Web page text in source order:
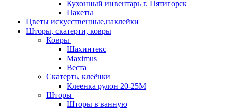
Кухонный инвентарь г. Пятигорск
Пакеты
Цветы искусственные,наклейки
Шторы, скатерти, ковры
Ковры
Шахинтекс
Maximus
Веста
Скатерть, клеёнки
Клеенка рулон 20-25М
Шторы
Шторы в ванную